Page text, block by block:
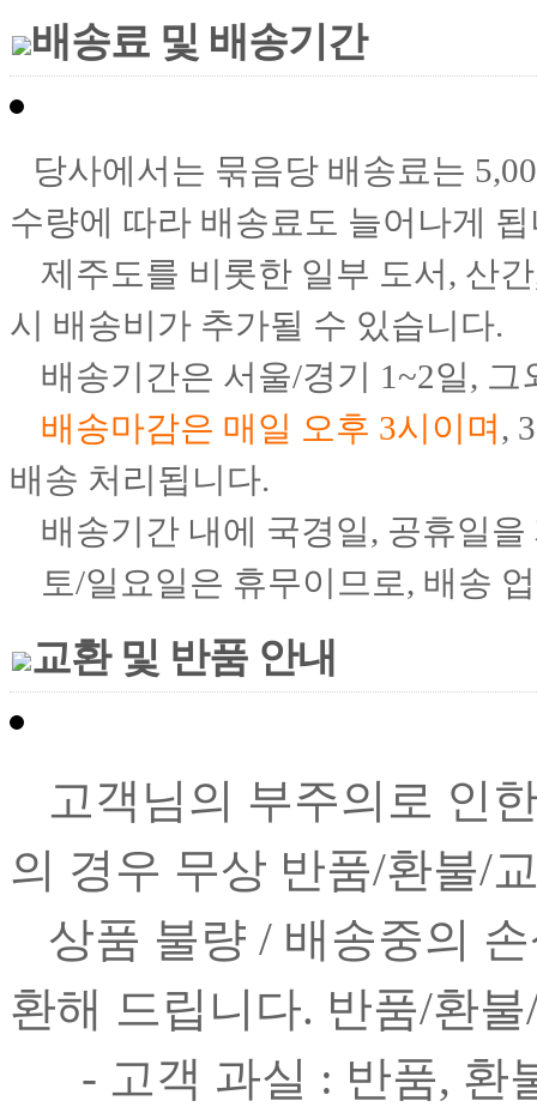
배송료 및 배송기간
당사에서는 묶음당 배송료는
수량에 따라 배송료도 늘어나게
제주도를 비롯한 일부 도서, 산
시 배송비가 추가될 수 있습니다.
배송기간은 서울/경기 1~2일,
배송마감은 매일 오후 3시이며,
배송 처리됩니다.
배송기간 내에 국경일, 공휴일
토/일요일은 휴무이므로, 배송
교환 및 반품 안내
고객님의 부주의로 인
의 경우 무상 반품/환불/
상품 불량 / 배송중의
환해 드립니다. 반품/환
- 고객 과실 : 반품, 환